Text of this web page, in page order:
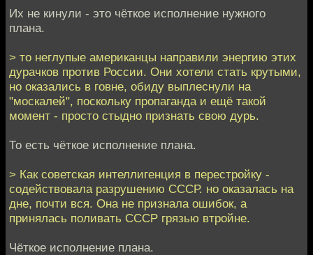
Их не кинули - это чёткое исполнение нужного
плана.
> то неглупые американцы направили энергию этих
дурачков против России. Они хотели стать крутыми,
но оказались в говне, обиду выплеснули на
"москалей", поскольку пропаганда и ещё такой
момент - просто стыдно признать свою дурь.
То есть чёткое исполнение плана.
> Как советская интеллигенция в перестройку -
содействовала разрушению СССР. но оказалась на
дне, почти вся. Она не признала ошибок, а
принялась поливать СССР грязью втройне.
Чёткое исполнение плана.